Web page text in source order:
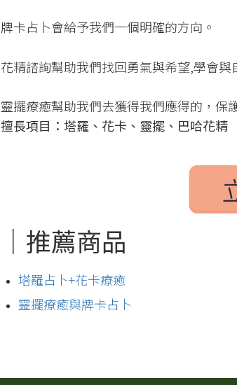
牌卡占卜會給予我們一個明確的方向。
花精諮詢幫助我們找回勇氣與希望,學會
靈擺療癒幫助我們去獲得我們應得的，保
擅長項目：塔羅、花卡、靈擺、巴哈花精
｜推薦商品
塔羅占卜+花卡療癒
靈擺療癒與牌卡占卜